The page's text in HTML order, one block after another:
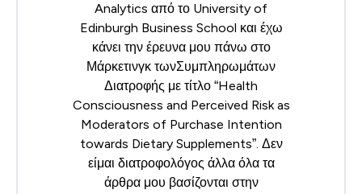
Analytics από το University of
Edinburgh Business School και έχω
κάνει την έρευνα μου πάνω στο
Μάρκετινγκ τωνΣυμπληρωμάτων
Διατροφής με τίτλο “Health
Consciousness and Perceived Risk as
Moderators of Purchase Intention
towards Dietary Supplements”. Δεν
είμαι διατροφολόγος άλλα όλα τα
άρθρα μου βασίζονται στην